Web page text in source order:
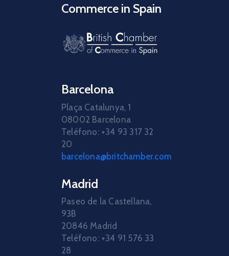
Commerce in Spain
Barcelona
Plaça Catalunya, 1
08002 Barcelona
Teléfono: +34 93 317 32
20
barcelona@britchamber.com
Madrid
Paseo de la Castellana,
93B
20846 Madrid
Teléfono: +34 91 576 33
28